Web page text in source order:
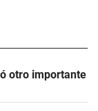
otro importante